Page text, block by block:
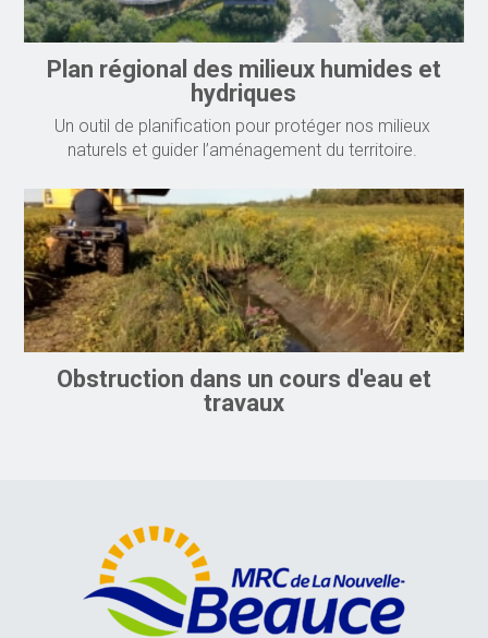
Plan régional des milieux humides et
hydriques
Un outil de planification pour protéger nos milieux
naturels et guider l’aménagement du territoire.
Obstruction dans un cours d'eau et
travaux